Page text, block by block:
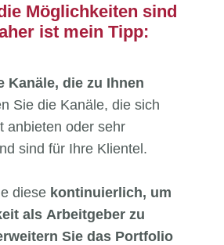
Möglichkeiten sind
ist mein Tipp:
Kanäle, die zu Ihnen
Sie die Kanäle, die sich
anbieten oder sehr
sind für Ihre Klientel.
diese kontinuierlich, um
als Arbeitgeber zu
Sie das Portfolio